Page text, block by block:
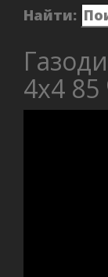
Найти:
4х4